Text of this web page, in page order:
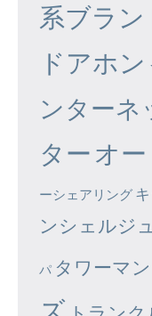
系ブラ
ドアホン
ンターネ
ター オ
ーシェアリング
ンシェルジュ
パ タワーマ
ズ